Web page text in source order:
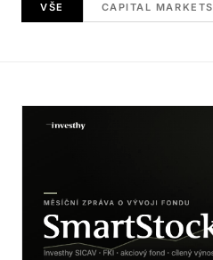
VŠE CAPITAL MARKETS